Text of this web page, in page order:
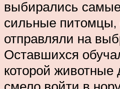
выбирались
сильные питомцы,
отправляли на
Оставшихся
которой
смело войти в